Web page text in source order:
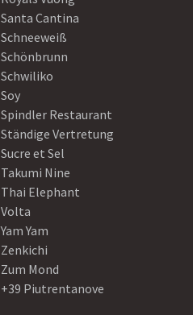
Santa Cantina
Schneeweiß
Schönbrunn
Schwiliko
Soy
Spindler Restaurant
Ständige Vertretung
Sucre et Sel
Takumi Nine
Thai Elephant
Volta
Yam Yam
Zenkichi
Zum Mond
+39 Piutrentanove